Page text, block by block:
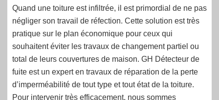
Quand une toiture est infiltrée, il est primordial de ne pas
négliger son travail de réfection. Cette solution est très
pratique sur le plan économique pour ceux qui
souhaitent éviter les travaux de changement partiel ou
total de leurs couvertures de maison. GH Détecteur de
fuite est un expert en travaux de réparation de la perte
d’imperméabilité de tout type et tout état de la toiture.
Pour intervenir très efficacement, nous sommes